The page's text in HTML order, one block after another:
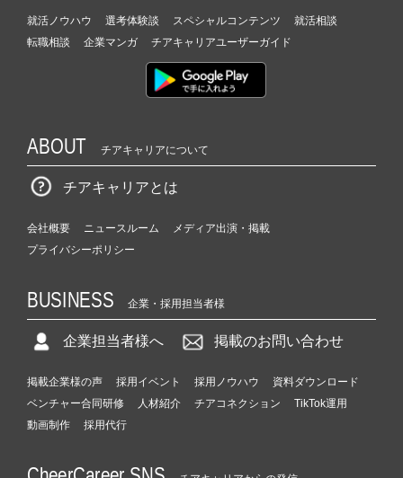
就活ノウハウ 選考体験談 スペシャルコンテンツ
就活相談
転職相談
企業マンガ チアキャリアユーザーガイド
ABOUT チアキャリアについて
チアキャリアとは
会社概要 ニュースルーム
メディア出演・掲載
プライバシーポリシー
BUSINESS 企業・採用担当者様
企業担当者様へ 掲載のお問い合わせ
掲載企業様の声 採用イベント 採用ノウハウ
資料ダウンロード
ベンチャー合同研修
人材紹介 チアコネクション
TikTok運用
動画制作
採用代行